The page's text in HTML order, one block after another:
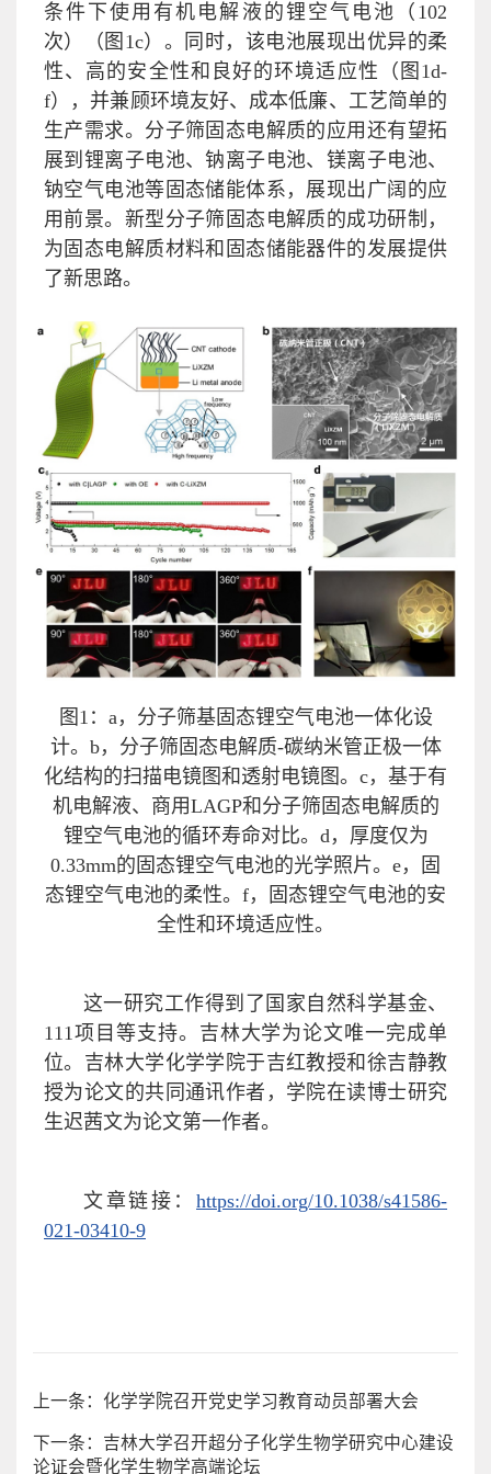
条件下使用有机电解液的锂空气电池（102
次）（图1c）。同时，该电池展现出优异的柔
性、高的安全性和良好的环境适应性（图1d-
f），并兼顾环境友好、成本低廉、工艺简单的
生产需求。分子筛固态电解质的应用还有望拓
展到锂离子电池、钠离子电池、镁离子电池、
钠空气电池等固态储能体系，展现出广阔的应
用前景。新型分子筛固态电解质的成功研制，
为固态电解质材料和固态储能器件的发展提供
了新思路。
图1：a，分子筛基固态锂空气电池一体化设
计。b，分子筛固态电解质-碳纳米管正极一体
化结构的扫描电镜图和透射电镜图。c，基于有
机电解液、商用LAGP和分子筛固态电解质的
锂空气电池的循环寿命对比。d，厚度仅为
0.33mm的固态锂空气电池的光学照片。e，固
态锂空气电池的柔性。f，固态锂空气电池的安
全性和环境适应性。
这一研究工作得到了国家自然科学基金、
111项目等支持。吉林大学为论文唯一完成单
位。吉林大学化学学院于吉红教授和徐吉静教
授为论文的共同通讯作者，学院在读博士研究
生迟茜文为论文第一作者。
文章链接： https://doi.org/10.1038/s41586-
021-03410-9
上一条：化学学院召开党史学习教育动员部署大会
下一条：吉林大学召开超分子化学生物学研究中心建设
论证会暨化学生物学高端论坛